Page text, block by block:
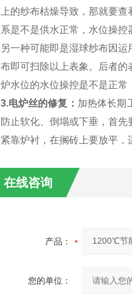
上的纱布枯燥导致，那就要
系是不是供水正常，水位操控
另一种可能即是湿球纱布因
布即可扫除以上表象。后者
炉水位的水位操控是不是正常
3.电炉丝的修复： 加热体长期
防止软化、倒塌或下垂，首
紧靠炉衬，在搁砖上要放平，
在线咨询
产品：
您的单位：